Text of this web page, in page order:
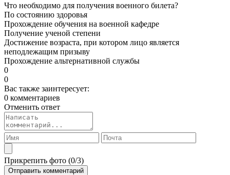
Что необходимо для получения военного билета?
По состоянию здоровья
Прохождение обучения на военной кафедре
Получение ученой степени
Достижение возраста, при котором лицо является
неподлежащим призыву
Прохождение альтернативной службы
0
0
Вас также заинтересует:
0 комментариев
Отменить ответ
Прикрепить фото (0/3)